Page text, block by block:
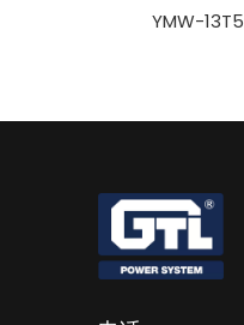
YMW-13T5